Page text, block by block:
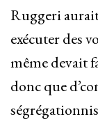
Ruggeri
exécuter des
même devait
donc que